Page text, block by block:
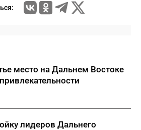
место на Дальнем Востоке
лидеров Дальнего